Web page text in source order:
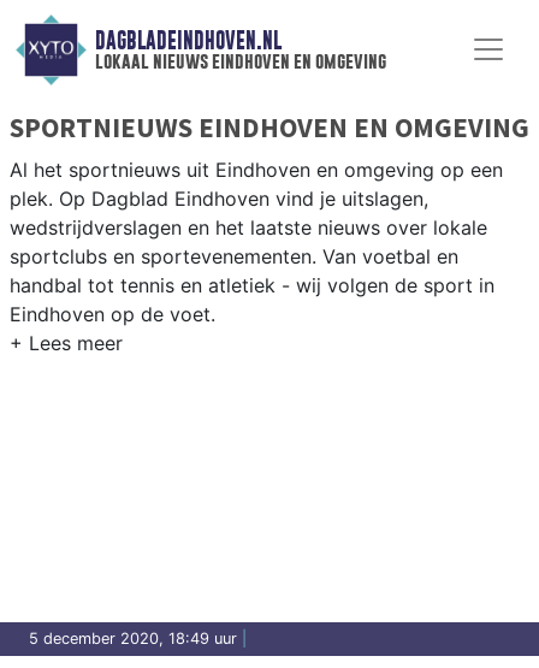
DAGBLADEINDHOVEN.NL
lokaal nieuws eindhoven en omgeving
SPORTNIEUWS EINDHOVEN EN OMGEVING
Al het sportnieuws uit Eindhoven en omgeving op een
plek. Op Dagblad Eindhoven vind je uitslagen,
wedstrijdverslagen en het laatste nieuws over lokale
sportclubs en sportevenementen. Van voetbal en
handbal tot tennis en atletiek - wij volgen de sport in
Eindhoven op de voet.
5 december 2020, 18:49 uur